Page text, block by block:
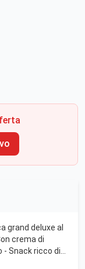
grand deluxe al
crema di
Snack ricco di
- Senza